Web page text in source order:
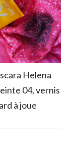
Helena
04, vernis
à joue